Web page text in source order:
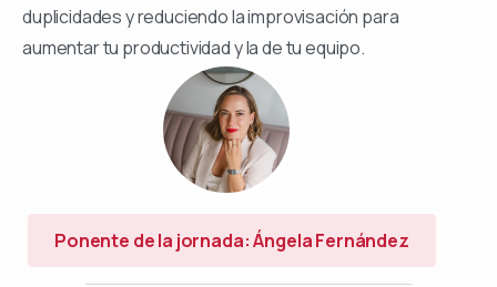
duplicidades y reduciendo la improvisación para
aumentar tu productividad y la de tu equipo.
Ponente de la jornada: Ángela Fernández